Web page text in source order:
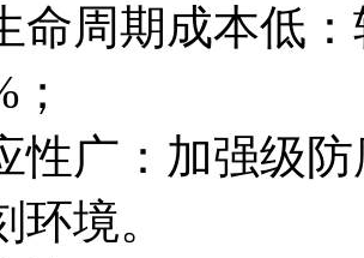
命周期成本低
性广：加强级
环境。